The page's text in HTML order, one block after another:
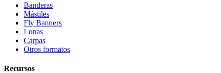
Banderas
Mástiles
Fly Banners
Lonas
Carpas
Otros formatos
Recursos